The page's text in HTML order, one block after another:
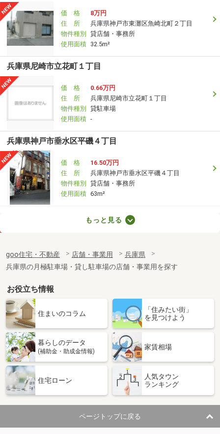
価 格
8万円
住 所
兵庫県神戸市東灘区魚崎北町２丁目
物件種別
貸店舗・事務所
使用面積 32.5m²
兵庫県尼崎市立花町１丁目
価 格
0.66万円
住 所
兵庫県尼崎市立花町１丁目
物件種別
貸駐車場
使用面積 -
兵庫県神戸市垂水区平磯４丁目
価 格
16.50万円
住 所
兵庫県神戸市垂水区平磯４丁目
物件種別
貸店舗・事務所
使用面積 63m²
兵庫県神戸市垂水区神田町
物件種別 貸店舗・事務所
使用面積 47m²
兵庫県神戸市垂水区陸ノ町
価 格
兵庫県神戸市垂水区陸ノ町
物件種別 貸店舗（建物一部）
使用面積
兵庫県神戸市垂水区中道４丁目
14.30万円
住 所
兵庫県神戸市垂水区中道４丁目
物件種別 貸店舗（建物一部）
使用面積 45m²
もっと見る
goo住宅・不動産 店舗・事業用
兵庫県
兵庫県の月極駐車場・貸し駐車場の店舗・事業用を探す
お役立ち情報
住まいのコラム
「住みたい街」
を見つけよう
暮らしのデータ
(補助金・助成金情報)
家賃相場
住宅ローン
人気タウン
ランキング
ページトップに戻る